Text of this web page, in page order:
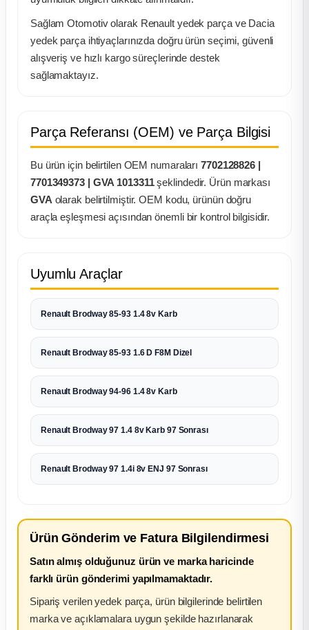
Sağlam Otomotiv olarak Renault yedek parça ve Dacia
yedek parça ihtiyaçlarınızda doğru ürün seçimi, güvenli
alışveriş ve hızlı kargo süreçlerinde destek
sağlamaktayız.
Parça Referansı (OEM) ve Parça Bilgisi
Bu ürün için belirtilen OEM numaraları7702128826 |
7701349373 | GVA 1013311şeklindedir. Ürün markası
GVA olarak belirtilmiştir. OEM kodu, ürünün doğru
araçla eşleşmesi açısından önemli bir kontrol bilgisidir.
Uyumlu Araçlar
Renault Brodway 85-93 1.4 8v Karb
Renault Brodway 85-93 1.6 D F8M Dizel
Renault Brodway 94-96 1.4 8v Karb
Renault Brodway 97 1.4 8v Karb 97 Sonrası
Renault Brodway 97 1.4i 8v ENJ 97 Sonrası
Ürün Gönderim ve Fatura Bilgilendirmesi
Satın almış olduğunuz ürün ve marka haricinde
farklı ürün gönderimi yapılmamaktadır.
Sipariş verilen yedek parça, ürün bilgilerinde belirtilen
marka ve açıklamalara uygun şekilde hazırlanarak